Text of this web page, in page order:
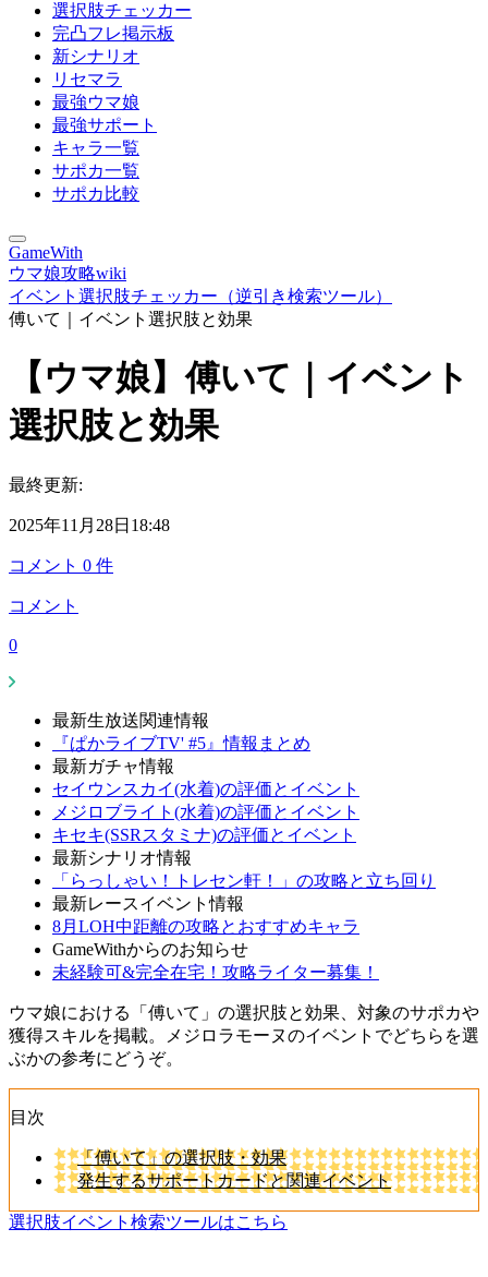
選択肢チェッカー
完凸フレ掲示板
新シナリオ
リセマラ
最強ウマ娘
最強サポート
キャラ一覧
サポカ一覧
サポカ比較
GameWith
ウマ娘攻略wiki
イベント選択肢チェッカー（逆引き検索ツール）
傅いて｜イベント選択肢と効果
【ウマ娘】傅いて｜イベント
選択肢と効果
最終更新:
2025年11月28日18:48
コメント 0 件
コメント
0
最新生放送関連情報
『ぱかライブTV' #5』情報まとめ
最新ガチャ情報
セイウンスカイ(水着)の評価とイベント
メジロブライト(水着)の評価とイベント
キセキ(SSRスタミナ)の評価とイベント
最新シナリオ情報
「らっしゃい！トレセン軒！」の攻略と立ち回り
最新レースイベント情報
8月LOH中距離の攻略とおすすめキャラ
GameWithからのお知らせ
未経験可&完全在宅！攻略ライター募集！
ウマ娘における「傅いて」の選択肢と効果、対象のサポカや
獲得スキルを掲載。メジロラモーヌのイベントでどちらを選
ぶかの参考にどうぞ。
目次
「傅いて」の選択肢・効果
発生するサポートカードと関連イベント
選択肢イベント検索ツールはこちら